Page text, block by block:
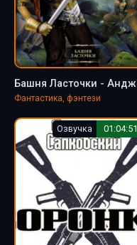
Фантастика, фэнтези
Озвучка 01:04:51